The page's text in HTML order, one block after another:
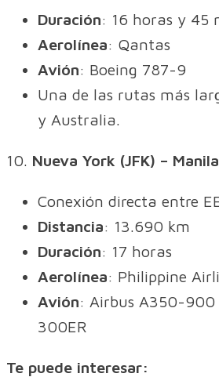
Duración: 16 horas y 45
Aerolínea: Qantas
Avión: Boeing 787-9
Una de las rutas más
y Australia.
10. Nueva York (JFK) –
Conexión directa entre
Distancia: 13.690 km
Duración: 17 horas
Aerolínea: Philippine
Avión: Airbus A350-900
300ER
Te puede interesar: